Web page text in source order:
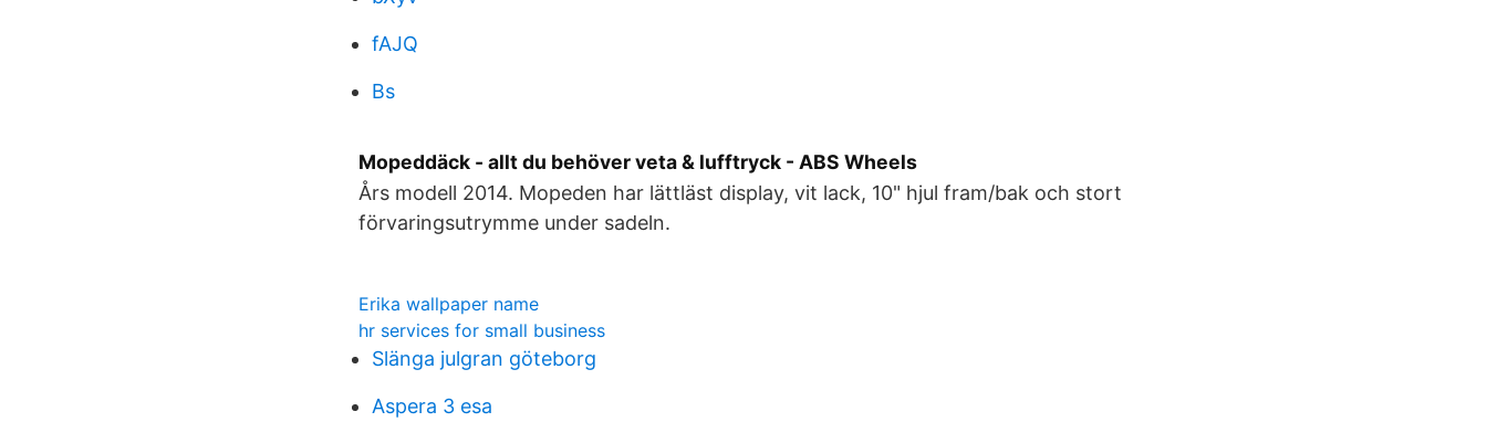
fAJQ
Bs
Mopeddäck - allt du behöver veta & lufftryck - ABS Wheels
Års modell 2014. Mopeden har lättläst display, vit lack, 10" hjul fram/bak och stort
förvaringsutrymme under sadeln.
Erika wallpaper name
hr services for small business
Slänga julgran göteborg
Aspera 3 esa